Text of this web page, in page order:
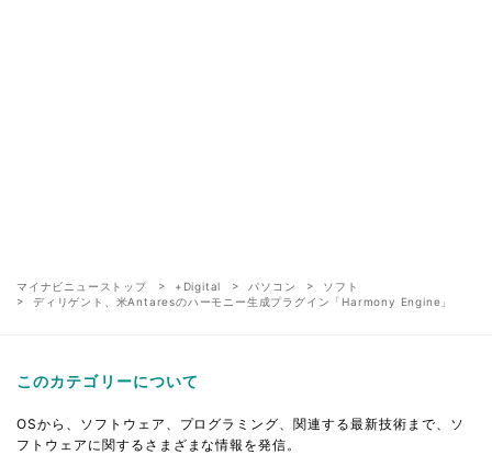
マイナビニューストップ +Digital パソコン
ソフト
ディリゲント、米Antaresのハーモニー生成プラグイン「Harmony Engine」
このカテゴリーについて
OSから、ソフトウェア、プログラミング、関連する最新技術まで、ソ
フトウェアに関するさまざまな情報を発信。